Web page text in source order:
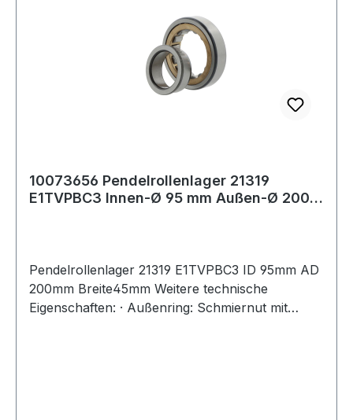
10073656 Pendelrollenlager 21319
E1TVPBC3 Innen-Ø 95 mm Außen-Ø 200
Pendelrollenlager 21319 E1TVPBC3 ID 95mm AD
200mm Breite45mm Weitere technische
Eigenschaften: · Außenring: Schmiernut mit